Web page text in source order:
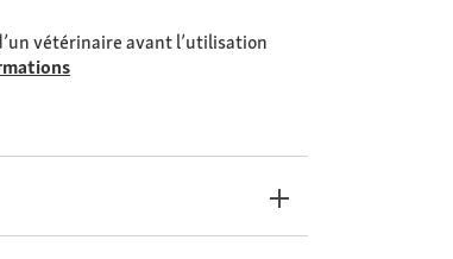
vétérinaire avant l’utilisation